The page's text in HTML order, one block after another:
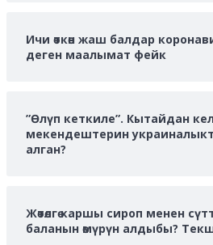
Ичи өткөн жаш балдар
деген маалымат фейк
”Өлүп кеткиле”. Кытайдан
мекендештерин
алган?
Жөтөлгө каршы сироп менен
баланын өмүрүн алдыбы?